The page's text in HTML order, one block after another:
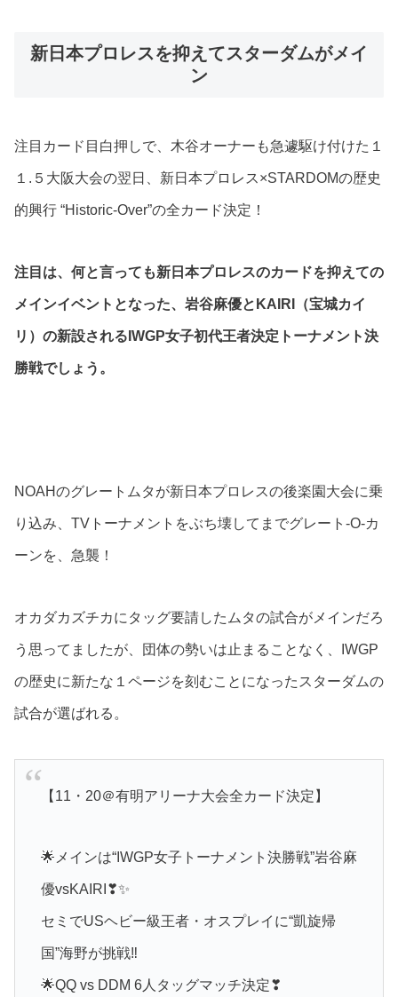
新日本プロレスを抑えてスターダムがメイ
ン
注目カード目白押しで、木谷オーナーも急遽駆け付けた１
１.５大阪大会の翌日、新日本プロレス×STARDOMの歴史
的興行 “Historic-Over”の全カード決定！
注目は、何と言っても新日本プロレスのカードを抑えての
メインイベントとなった、岩谷麻優とKAIRI（宝城カイ
リ）の新設されるIWGP女子初代王者決定トーナメント決
勝戦でしょう。
NOAHのグレートムタが新日本プロレスの後楽園大会に乗
り込み、TVトーナメントをぶち壊してまでグレート-O-カ
ーンを、急襲！
オカダカズチカにタッグ要請したムタの試合がメインだろ
う思ってましたが、団体の勢いは止まることなく、IWGP
の歴史に新たな１ページを刻むことになったスターダムの
試合が選ばれる。
【11・20＠有明アリーナ大会全カード決定】
🌟メインは“IWGP女子トーナメント決勝戦”岩谷麻
優vsKAIRI❣✨
セミでUSヘビー級王者・オスプレイに“凱旋帰
国”海野が挑戦‼
🌟QQ vs DDM 6人タッグマッチ決定❣